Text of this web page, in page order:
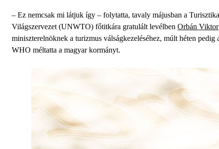
– Ez nemcsak mi látjuk így – folytatta, tavaly májusban a
Világszervezet (UNWTO) főtitkára gratulált levélben Orbán Viktor
miniszterelnöknek a turizmus válságkezeléséhez, múlt héten pedig
WHO méltatta a magyar kormányt.